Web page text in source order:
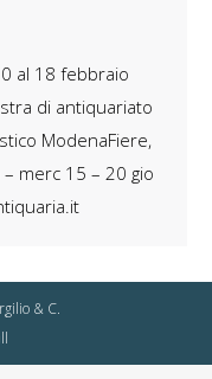
al 18 febbraio
di antiquariato
ModenaFiere,
merc 15 – 20 gio
& C.